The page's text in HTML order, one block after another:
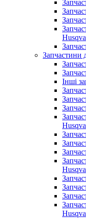
Запчастини
Інші